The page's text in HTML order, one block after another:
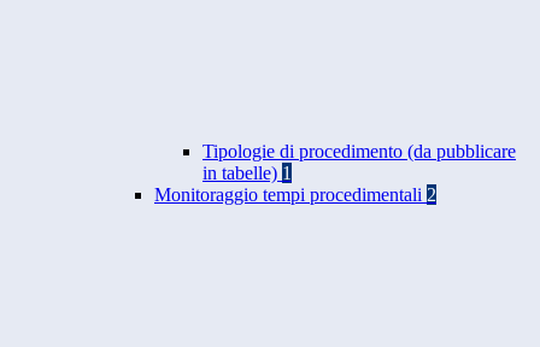
Tipologie di procedimento (da pubblicare
in tabelle) 1
Monitoraggio tempi procedimentali 2